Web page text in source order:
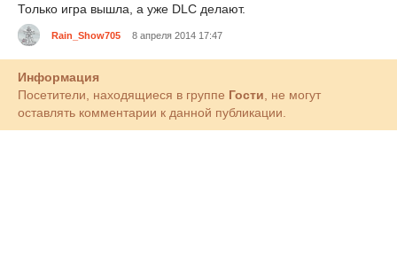
Только игра вышла, а уже DLC делают.
Rain_Show705 8 апреля 2014 17:47
Информация
Посетители, находящиеся в группе Гости, не могут
оставлять комментарии к данной публикации.